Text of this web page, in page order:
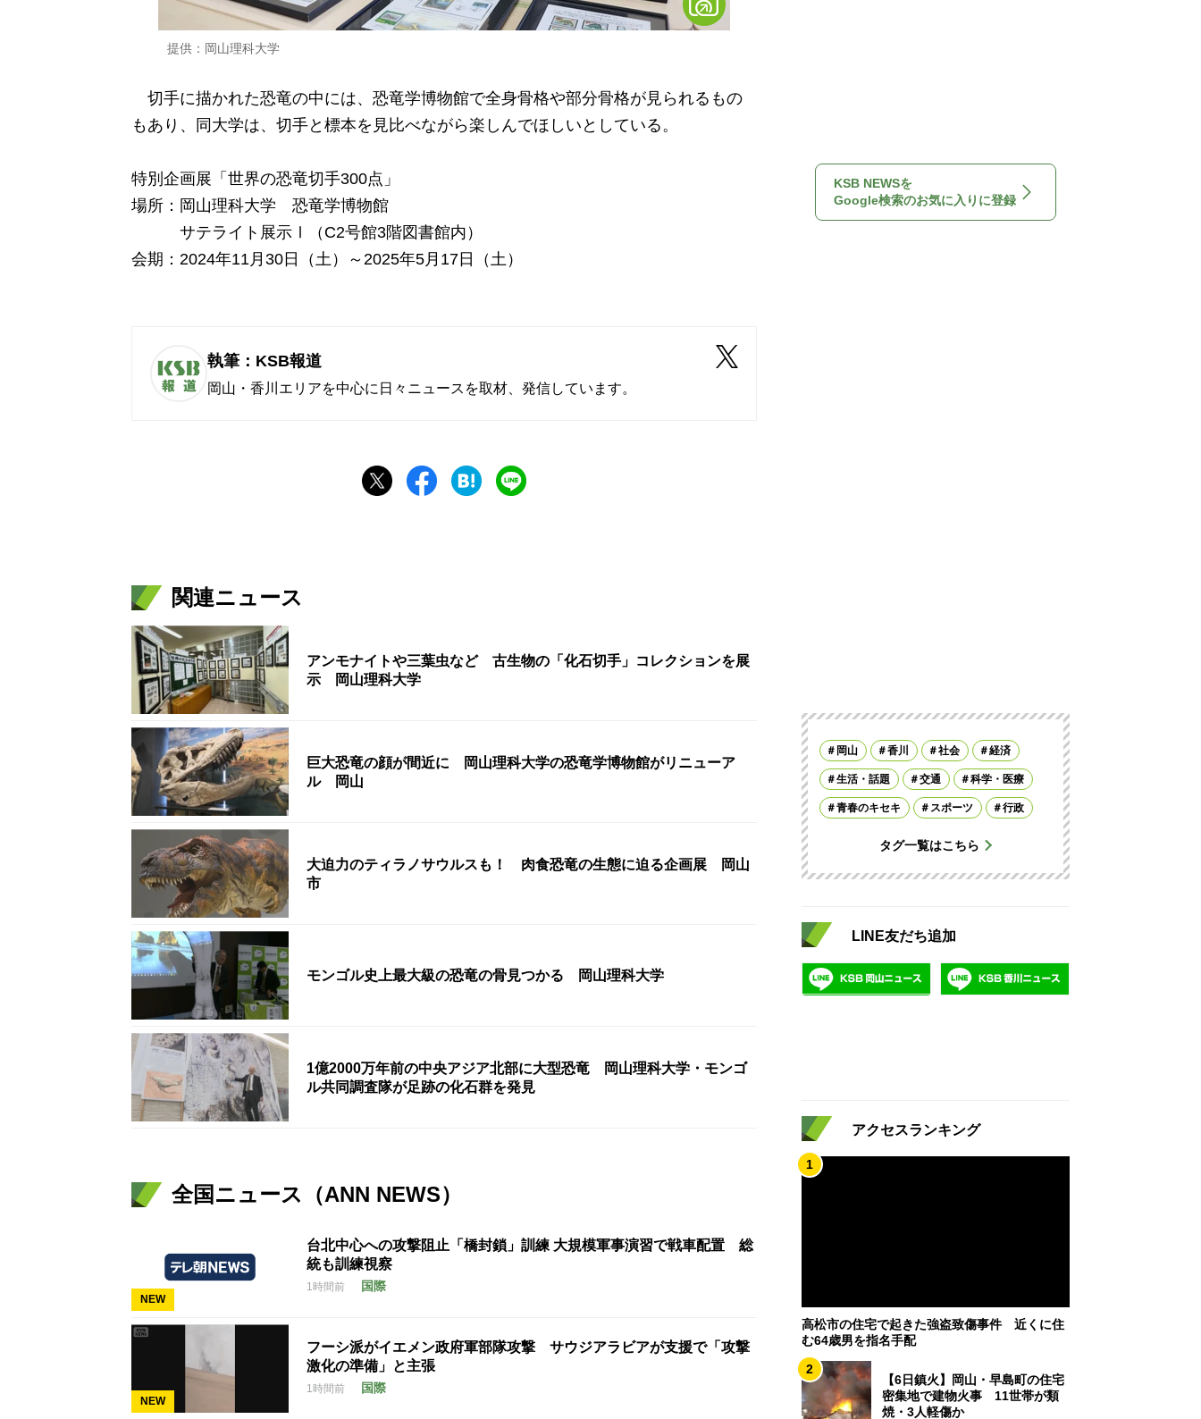
提供：岡山理科大学
切手に描かれた恐竜の中には、恐竜学博物館で全身骨格や部分骨格が見られるもの
もあり、同大学は、切手と標本を見比べながら楽しんでほしいとしている。
特別企画展「世界の恐竜切手300点」
場所：岡山理科大学 恐竜学博物館
サテライト展示Ⅰ（C2号館3階図書館内）
会期：2024年11月30日（土）～2025年5月17日（土）
執筆：KSB報道
岡山・香川エリアを中心に日々ニュースを取材、発信しています。
関連ニュース
アンモナイトや三葉虫など 古生物の「化石切手」コレクションを展
示 岡山理科大学
巨大恐竜の顔が間近に 岡山理科大学の恐竜学博物館がリニューア
ル 岡山
大迫力のティラノサウルスも！ 肉食恐竜の生態に迫る企画展 岡山
市
モンゴル史上最大級の恐竜の骨見つかる 岡山理科大学
1億2000万年前の中央アジア北部に大型恐竜 岡山理科大学・モンゴ
ル共同調査隊が足跡の化石群を発見
全国ニュース（ANN NEWS）
NEW
台北中心への攻撃阻止「橋封鎖」訓練 大規模軍事演習で戦車配置 総
統も訓練視察
1時間前 国際
NEW
フーシ派がイエメン政府軍部隊攻撃 サウジアラビアが支援で「攻撃
激化の準備」と主張
1時間前 国際
KSB NEWSを
Google検索のお気に入りに登録
岡山 香川 社会 経済
生活・話題 交通 科学・医療
青春のキセキ スポーツ 行政
タグ一覧はこちら
LINE友だち追加
アクセスランキング
1
高松市の住宅で起きた強盗致傷事件 近くに住
む64歳男を指名手配
2
【6日鎮火】岡山・早島町の住宅
密集地で建物火事 11世帯が類
焼・3人軽傷か